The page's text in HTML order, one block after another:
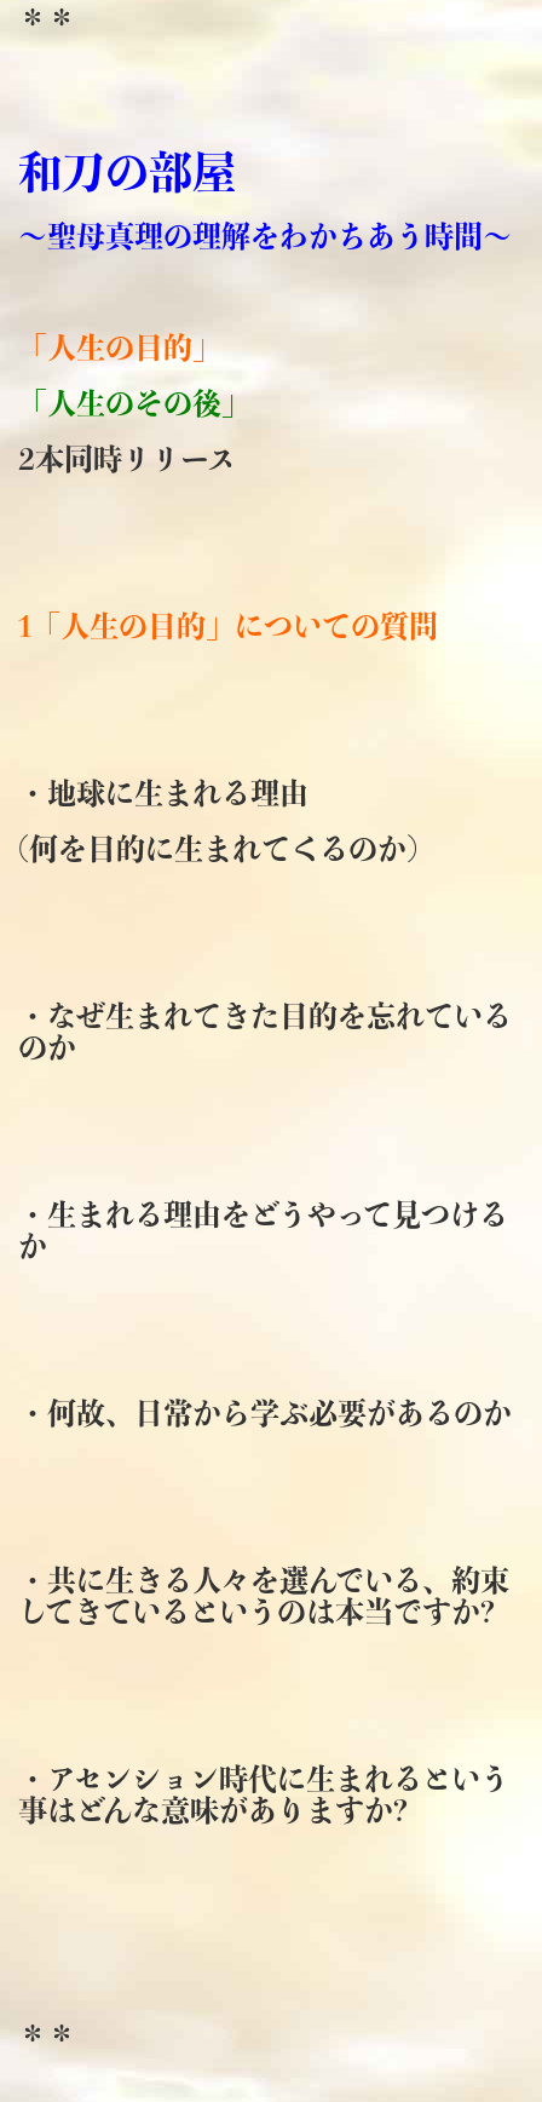
＊＊
和刀の部屋
～聖母真理の理解をわかちあう時間～
「人生の目的」
「人生のその後」
2本同時リリース
1「人生の目的」についての質問
・地球に生まれる理由
(何を目的に生まれてくるのか)
・なぜ生まれてきた目的を忘れている
のか
・生まれる理由をどうやって見つける
か
・何故、日常から学ぶ必要があるのか
・共に生きる人々を選んでいる、約束
してきているというのは本当ですか?
・アセンション時代に生まれるという
事はどんな意味がありますか?
＊＊